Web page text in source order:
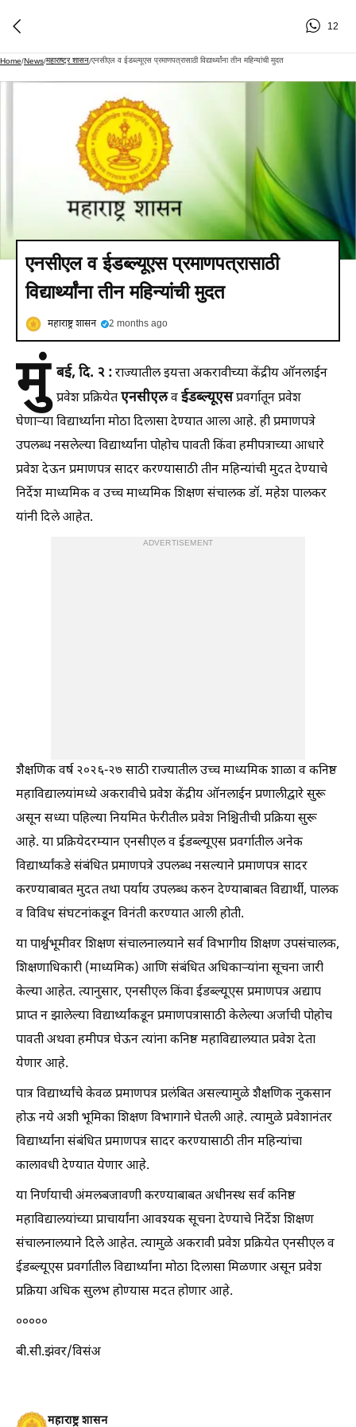
12
Home/News/महाराष्ट्र शासन/एनसीएल व ईडब्ल्यूएस प्रमाणपत्रासाठी विद्यार्थ्यांना तीन महिन्यांची मुदत
एनसीएल व ईडब्ल्यूएस प्रमाणपत्रासाठी
विद्यार्थ्यांना तीन महिन्यांची मुदत
महाराष्ट्र शासन 2 months ago
मुं बई, दि. २ :राज्यातील इयत्ता अकरावीच्या केंद्रीय ऑनलाईन
प्रवेश प्रक्रियेतएनसीएलवईडब्ल्यूएसप्रवर्गातून प्रवेश
घेणाऱ्या विद्यार्थ्यांना मोठा दिलासा देण्यात आला आहे. ही प्रमाणपत्रे
उपलब्ध नसलेल्या विद्यार्थ्यांना पोहोच पावती किंवा हमीपत्राच्या आधारे
प्रवेश देऊन प्रमाणपत्र सादर करण्यासाठी तीन महिन्यांची मुदत देण्याचे
निर्देश माध्यमिक व उच्च माध्यमिक शिक्षण संचालक डॉ. महेश पालकर
यांनी दिले आहेत.
ADVERTISEMENT
शैक्षणिक वर्ष २०२६-२७ साठी राज्यातील उच्च माध्यमिक शाळा व कनिष्ठ
महाविद्यालयांमध्ये अकरावीचे प्रवेश केंद्रीय ऑनलाईन प्रणालीद्वारे सुरू
असून सध्या पहिल्या नियमित फेरीतील प्रवेश निश्चितीची प्रक्रिया सुरू
आहे. या प्रक्रियेदरम्यान एनसीएल व ईडब्ल्यूएस प्रवर्गातील अनेक
विद्यार्थ्यांकडे संबंधित प्रमाणपत्रे उपलब्ध नसल्याने प्रमाणपत्र सादर
करण्याबाबत मुदत तथा पर्याय उपलब्ध करुन देण्याबाबत विद्यार्थी, पालक
व विविध संघटनांकडून विनंती करण्यात आली होती.
या पार्श्वभूमीवर शिक्षण संचालनालयाने सर्व विभागीय शिक्षण उपसंचालक,
शिक्षणाधिकारी (माध्यमिक) आणि संबंधित अधिकाऱ्यांना सूचना जारी
केल्या आहेत. त्यानुसार, एनसीएल किंवा ईडब्ल्यूएस प्रमाणपत्र अद्याप
प्राप्त न झालेल्या विद्यार्थ्यांकडून प्रमाणपत्रासाठी केलेल्या अर्जाची पोहोच
पावती अथवा हमीपत्र घेऊन त्यांना कनिष्ठ महाविद्यालयात प्रवेश देता
येणार आहे.
पात्र विद्यार्थ्यांचे केवळ प्रमाणपत्र प्रलंबित असल्यामुळे शैक्षणिक नुकसान
होऊ नये अशी भूमिका शिक्षण विभागाने घेतली आहे. त्यामुळे प्रवेशानंतर
विद्यार्थ्यांना संबंधित प्रमाणपत्र सादर करण्यासाठी तीन महिन्यांचा
कालावधी देण्यात येणार आहे.
या निर्णयाची अंमलबजावणी करण्याबाबत अधीनस्थ सर्व कनिष्ठ
महाविद्यालयांच्या प्राचार्यांना आवश्यक सूचना देण्याचे निर्देश शिक्षण
संचालनालयाने दिले आहेत. त्यामुळे अकरावी प्रवेश प्रक्रियेत एनसीएल व
ईडब्ल्यूएस प्रवर्गातील विद्यार्थ्यांना मोठा दिलासा मिळणार असून प्रवेश
प्रक्रिया अधिक सुलभ होण्यास मदत होणार आहे.
०००००
बी.सी.झंवर/विसंअ
महाराष्ट्र शासन